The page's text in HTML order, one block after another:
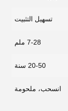
تسهيل التثبيت
7-28 ملم
20-50 سنة
انسحب، ملحومة